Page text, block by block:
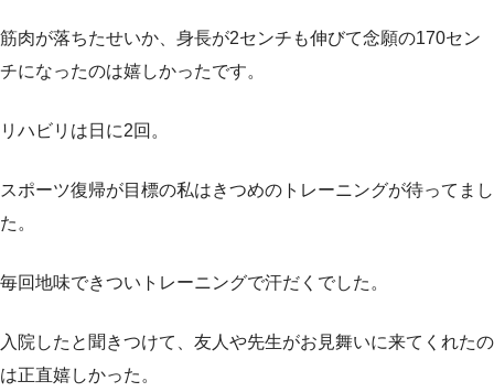
筋肉が落ちたせいか、身長が2センチも伸びて念願の170セン
チになったのは嬉しかったです。
リハビリは日に2回。
スポーツ復帰が目標の私はきつめのトレーニングが待ってまし
た。
毎回地味できついトレーニングで汗だくでした。
入院したと聞きつけて、友人や先生がお見舞いに来てくれたの
は正直嬉しかった。